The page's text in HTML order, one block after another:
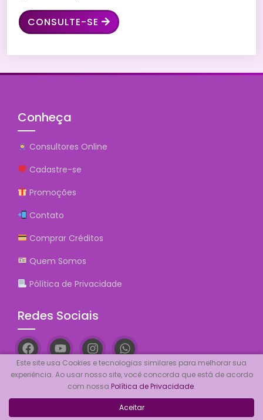
CONSULTE-SE
Conheça
Consultores Online
Cadastre-se
Promoções
Contato
Comprar Créditos
Quem Somos
Pólítica de Privacidade
Redes Sociais
Posts Recentes
Este site usa Cookies e tecnologias similares para melhorar sua
experiência. Ao usar nosso site, você concorda que está de acordo
com nossa Política de Privacidade.
Aceitar